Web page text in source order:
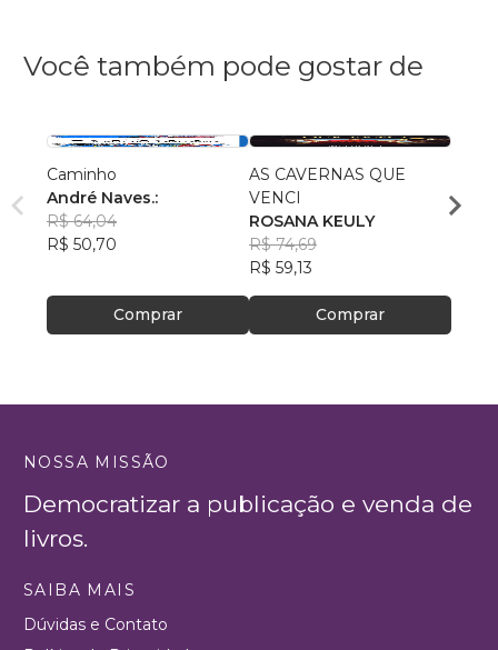
Você também pode gostar de
Caminho
André Naves.:
R$ 64,04
R$ 50,70
Comprar
AS CAVERNAS QUE
VENCI
ROSANA KEULY
R$ 74,69
R$ 59,13
Comprar
Chris
R$
NOSSA MISSÃO
Democratizar a publicação e venda de
livros.
SAIBA MAIS
Dúvidas e Contato